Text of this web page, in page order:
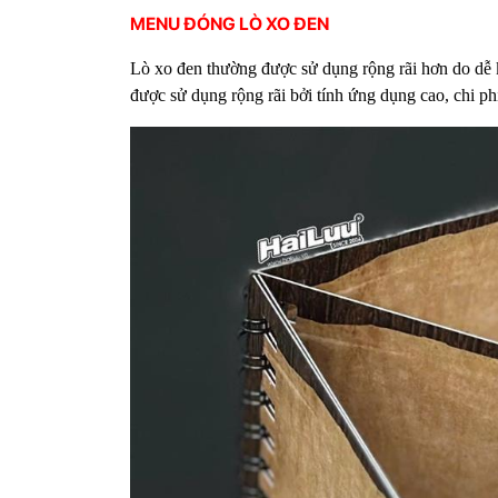
MENU ĐÓNG LÒ XO ĐEN
Lò xo đen thường được sử dụng rộng rãi hơn do
được sử dụng rộng rãi bởi tính ứng dụng cao, chi